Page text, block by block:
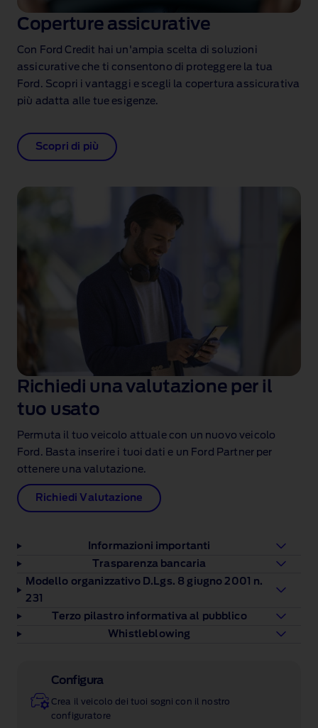
Coperture assicurative
Con Ford Credit hai un'ampia scelta di soluzioni
assicurative che ti consentono di proteggere la tua
Ford. Scopri i vantaggi e scegli la copertura assicurativa
più adatta alle tue esigenze.
Scopri di più
Richiedi una valutazione per il
tuo usato
Permuta il tuo veicolo attuale con un nuovo veicolo
Ford. Basta inserire i tuoi dati e un Ford Partner per
ottenere una valutazione.
Richiedi Valutazione
Informazioni importanti
Trasparenza bancaria
Modello organizzativo D.Lgs. 8 giugno 2001 n.
231
Terzo pilastro informativa al pubblico
Whistleblowing
Configura
Crea il veicolo dei tuoi sogni con il nostro
configuratore